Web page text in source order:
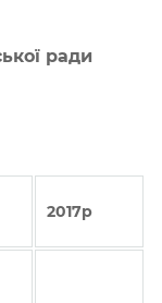
ради
2017р